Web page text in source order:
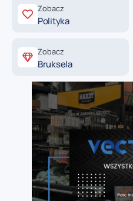
Zobacz
Polityka
Zobacz
Bruksela